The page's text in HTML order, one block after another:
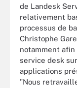
de Landesk
relativement
processus de
Christophe
notamment
service desk
applications
"Nous